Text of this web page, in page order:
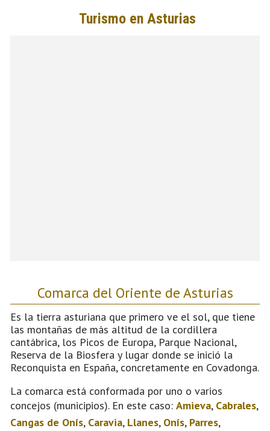
Comarca del Oriente de Asturias
Es la tierra asturiana que primero ve el sol, que tiene
las montañas de más altitud de la cordillera
cantábrica, los Picos de Europa, Parque Nacional,
Reserva de la Biosfera y lugar donde se inició la
Reconquista en España, concretamente en Covadonga.
La comarca está conformada por uno o varios
concejos (municipios). En este caso: Amieva, Cabrales,
Cangas de Onís, Caravia, Llanes, Onís, Parres,